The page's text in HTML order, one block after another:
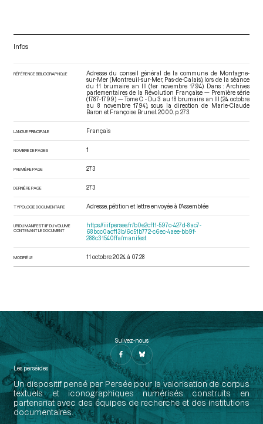
Infos
RÉFÉRENCE BIBLIOGRAPHIQUE
Adresse du conseil général de la commune de Montagne-
sur-Mer (Montreuil-sur-Mer, Pas-de-Calais), lors de la séance
du 11 brumaire an III (1er novembre 1794). Dans : Archives
parlementaires de la Révolution Française — Première série
(1787-1799) — Tome C - Du 3 au 18 brumaire an III (24 octobre
au 8 novembre 1794) , sous la direction de Marie-Claude
Baron et Françoise Brunel. 2000. p. 273.
LANGUE PRINCIPALE Français
NOMBRE DE PAGES 1
PREMIÈRE PAGE 273
DERNIÈRE PAGE 273
TYPOLOGIE DOCUMENTAIRE Adresse, pétition et lettre envoyée à l’Assemblée
URI DU MANIFEST IIIF DU VOLUME
CONTENANT LE DOCUMENT
https://iiif.persee.fr/b0e2cf11-597c-427d-8ac7-
68bcc0acf13b/6c51b772-c6ec-4aee-bb9f-
288c31540ffa/manifest
MODIFIÉ LE 11 octobre 2024 à 07:28
Suivez-nous
Les perséides
Un dispositif pensé par Persée pour la valorisation de corpus
textuels et iconographiques numérisés construits en
partenariat avec des équipes de recherche et des institutions
documentaires.